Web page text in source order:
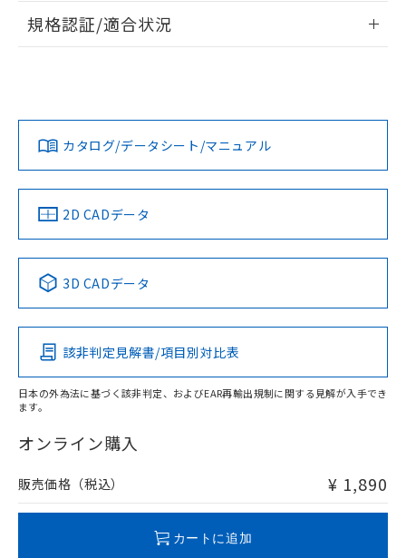
ログイン/会員登録
ダウンロードデータをご利用いただく前に、以下を必ずお読
みください。
ソフトウェアの使用条件
EU RoHS 注意事項・凡例
対応済み
中国 RoHS 注意事項・凡例
Pb Hg Cd Cr(VI)
O
在庫等で未対応品が混在する可能性があります。
問い合わせください。
規格認証/適合状況
カタログ/データシート/マニュアル
2D CADデータ
3D CADデータ
該非判定見解書/項目別対比表
日本の外為法に基づく該非判定、およびEAR再輸出規制に関する見解が入手でき
ます。
オンライン購入
販売価格（税込） ¥ 1,890
カートに追加
荷製品に未対応品が混在することから備考
欄に対応日を記載しておりました。
す。